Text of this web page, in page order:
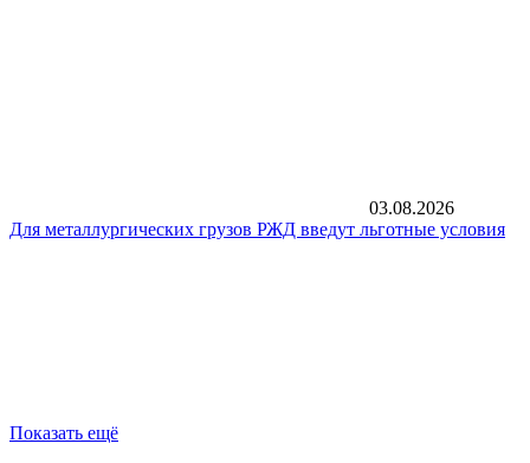
03.08.2026
Для металлургических грузов РЖД введут льготные условия
Показать ещё